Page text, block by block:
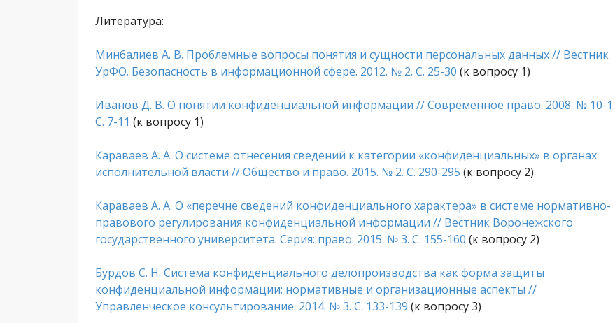
Литература:
Минбалиев А. В. Проблемные вопросы понятия и сущности персональных данных // Вестник
УрФО. Безопасность в информационной сфере. 2012. № 2. С. 25-30 (к вопросу 1)
Иванов Д. В. О понятии конфиденциальной информации // Современное право. 2008. № 10-1.
С. 7-11 (к вопросу 1)
Караваев А. А. О системе отнесения сведений к категории «конфиденциальных» в органах
исполнительной власти // Общество и право. 2015. № 2. С. 290-295 (к вопросу 2)
Караваев А. А. О «перечне сведений конфиденциального характера» в системе нормативно-
правового регулирования конфиденциальной информации // Вестник Воронежского
государственного университета. Серия: право. 2015. № 3. С. 155-160 (к вопросу 2)
Бурдов С. Н. Система конфиденциального делопроизводства как форма защиты
конфиденциальной информации: нормативные и организационные аспекты //
Управленческое консультирование. 2014. № 3. С. 133-139 (к вопросу 3)